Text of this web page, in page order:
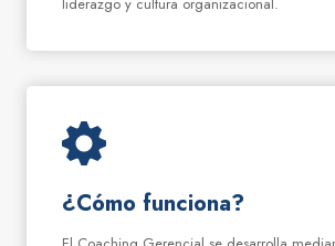
¿Cómo funciona?